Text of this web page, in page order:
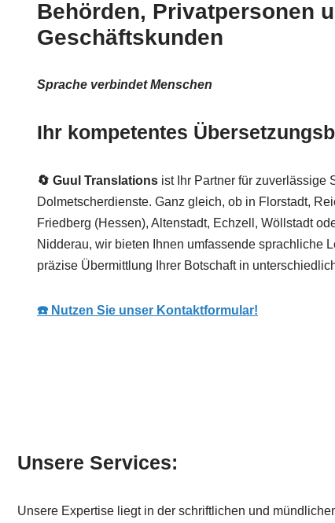
Behörden, Privatpersonen
Geschäftskunden
Sprache verbindet Menschen
Ihr kompetentes
🔄 Guul Translations ist Ihr Partner für zuverlässige
Dolmetscherdienste. Ganz gleich, ob in Florstadt,
Friedberg (Hessen), Altenstadt, Echzell, Wöllstadt
Nidderau, wir bieten Ihnen umfassende sprachliche
präzise Übermittlung Ihrer Botschaft in
☎️ Nutzen Sie unser Kontaktformular!
Unsere Services:
Unsere Expertise liegt in der schriftlichen und